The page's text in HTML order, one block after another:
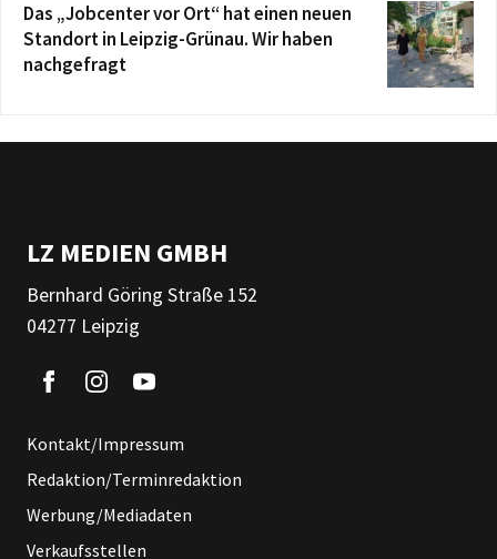
Das „Jobcenter vor Ort“ hat einen neuen
Standort in Leipzig-Grünau. Wir haben
nachgefragt
LZ MEDIEN GMBH
Bernhard Göring Straße 152
04277 Leipzig
Kontakt/Impressum
Redaktion/Terminredaktion
Werbung/Mediadaten
Verkaufsstellen